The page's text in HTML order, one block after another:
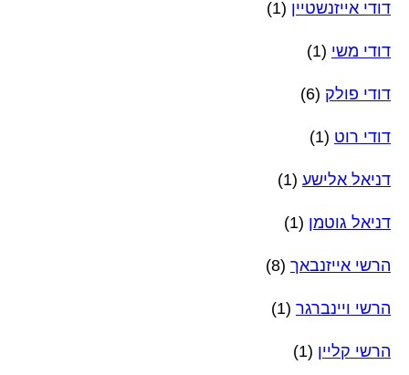
דודי אייזנשטיין (1)
דודי משי (1)
דודי פולק (6)
דודי רוט (1)
דניאל אלישע (1)
דניאל גוטמן (1)
הרשי אייזנבאך (8)
הרשי ויינברגר (1)
הרשי קליין (1)